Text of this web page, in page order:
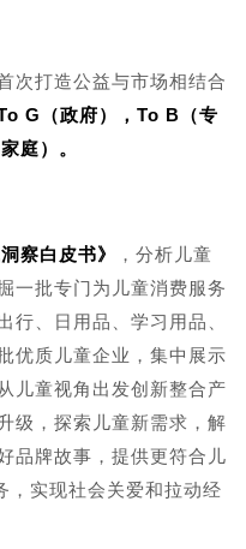
次打造公益与市场相结合
G（政府），To B（专
庭）。
察白皮书》
，分析儿童
一批专门为儿童消费服务
行、日用品、学习用品、
优质儿童企业，集中展示
儿童视角出发创新整合产
级，探索儿童新需求，解
品牌故事，提供更符合儿
，实现社会关爱和拉动经